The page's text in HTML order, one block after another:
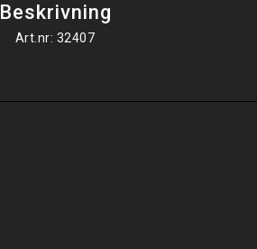
Beskrivning
Art.nr: 32407